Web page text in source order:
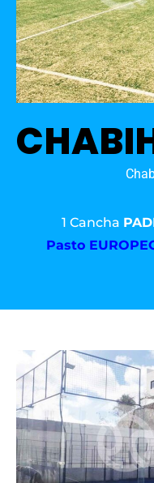
1 Cancha
Pasto